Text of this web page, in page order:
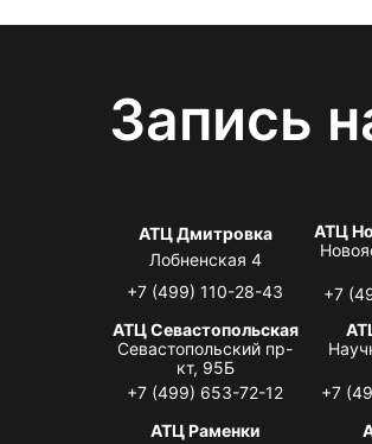
Запись
АТЦ Дмитровка
Лобненская 4
+7 (499) 110-28-43
АТЦ
+7
АТЦ Севастопольская
Севастопольский пр-
кт, 95Б
+7 (499) 653-72-12
+7
АТЦ Раменки